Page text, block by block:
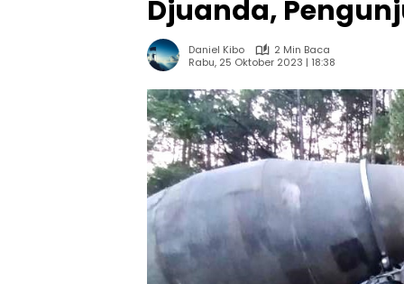
Djuanda,
Daniel Kibo
2 Min Baca
Rabu, 25 Oktober 2023 | 18:38